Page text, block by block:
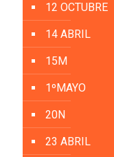
12 OCTUBRE
14 ABRIL
15M
1ºMAYO
20N
23 ABRIL